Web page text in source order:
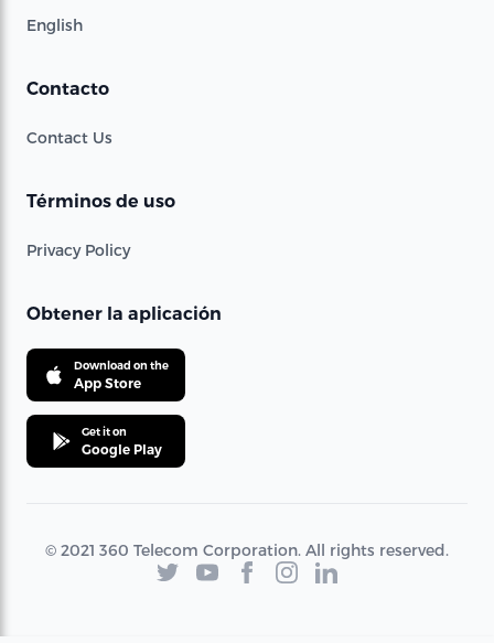
English
Contacto
Contact Us
Términos de uso
Privacy Policy
Obtener la aplicación
Download on the
App Store
Get it on
Google Play
© 2021 360 Telecom Corporation. All rights reserved.